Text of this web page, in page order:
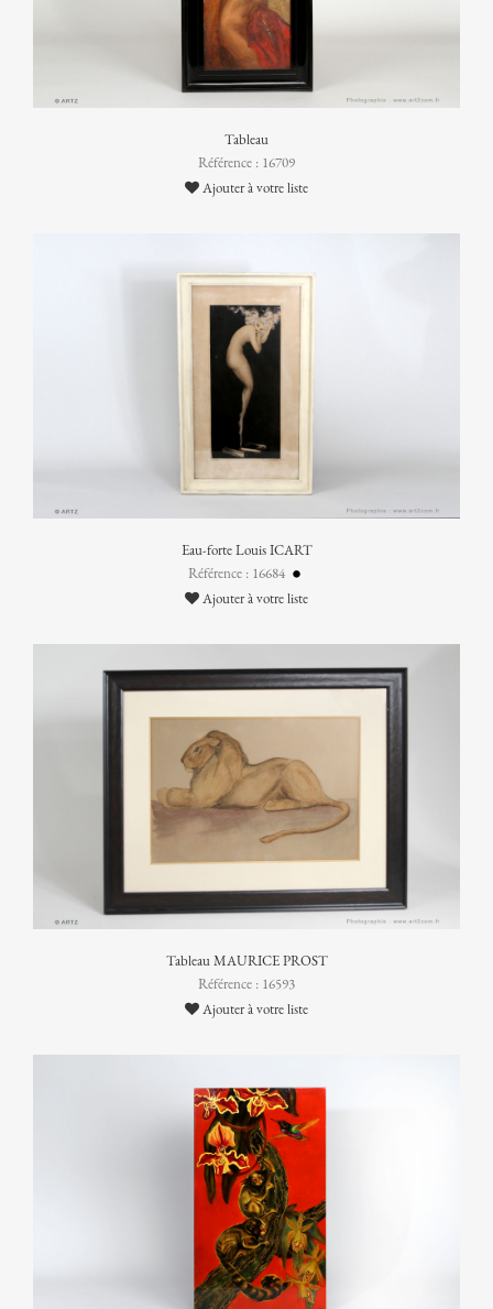
Tableau
Référence : 16709
Ajouter à votre liste
Eau-forte Louis ICART
Référence : 16684
Ajouter à votre liste
Tableau MAURICE PROST
Référence : 16593
Ajouter à votre liste